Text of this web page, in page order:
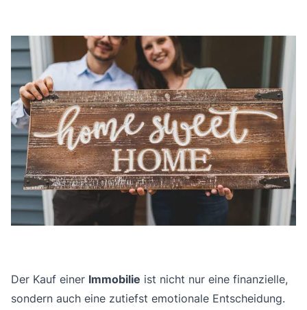
Der Kauf einer Immobilie ist nicht nur eine finanzielle,
sondern auch eine zutiefst emotionale Entscheidung.